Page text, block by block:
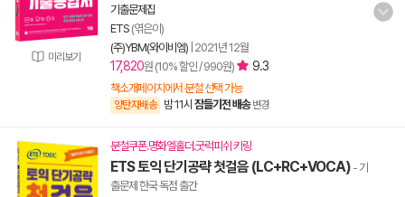
미리보기
기출문제집
ETS (엮은이)
(주)YBM(와이비엠) 2021년 12월
17,820원 (10% 할인 / 990원) 9.3
책소개페이지에서 분철 선택 가능
양탄자배송 밤 11시 잠들기전 배송 변경
분철쿠폰.명화엘홀더.굿럭피쉬 키링
ETS 토익 단기공략 첫걸음 (LC+RC+VOCA) - 기
출문제 한국 독점 출간